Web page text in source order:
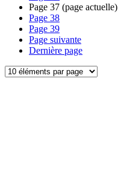
Page 37 (page actuelle)
Page 38
Page 39
Page suivante
Dernière page